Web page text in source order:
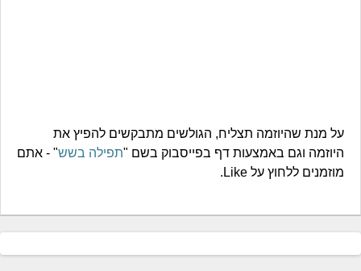
על מנת שהיוזמה תצליח, הגולשים מתבקשים להפיץ את
היוזמה וגם באמצעות דף בפייסבוק בשם "תפילה בשש" - אתם
מוזמנים ללחוץ על Like.